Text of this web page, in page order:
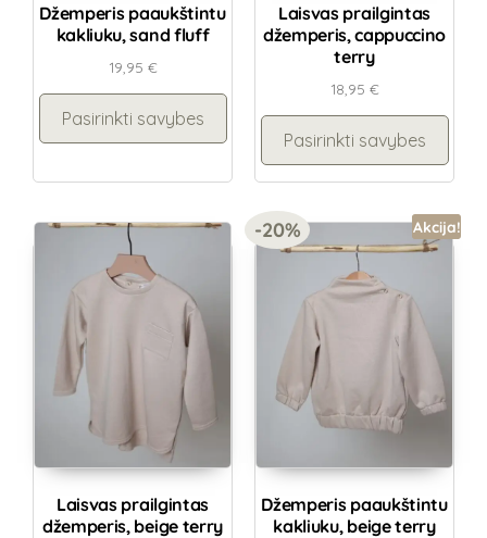
Džemperis paaukštintu
kakliuku, sand fluff
19,95 €
Pasirinkti savybes
Laisvas prailgintas
džemperis, cappuccino
terry
18,95 €
Pasirinkti savybes
Laisvas prailgintas
džemperis, beige terry
Akcija!
-20%
Džemperis paaukštintu
kakliuku, beige terry